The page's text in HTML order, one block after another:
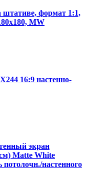
штативе, формат 1:1,
MW
16:9 настенно-
экран
Matte White
настенного